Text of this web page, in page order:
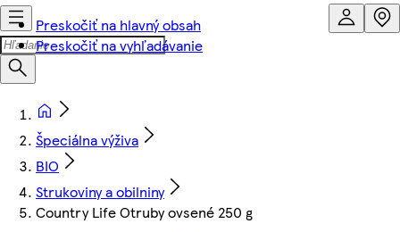
Preskočiť na hlavný obsah
Preskočiť na vyhľadávanie
Špeciálna výživa
BIO
Strukoviny a obilniny
Country Life Otruby ovsené 250 g